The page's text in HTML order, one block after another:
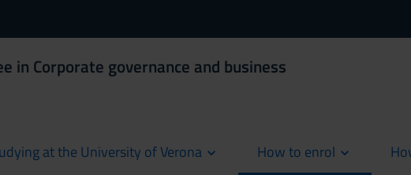
in Corporate governance and business
at the University of Verona How to enrol